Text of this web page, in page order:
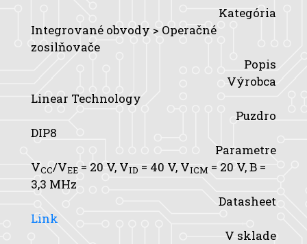
Kategória
Integrované obvody > Operačné
zosilňovače
Popis
Výrobca
Linear Technology
Puzdro
DIP8
Parametre
VCC/VEE = 20 V, VID = 40 V, VICM = 20 V,B =
3,3 MHz
Datasheet
Link
V sklade